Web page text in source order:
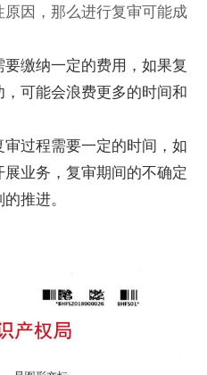
因，那么进行复审可能成
缴纳一定的费用，如果复
可能会浪费更多的时间和
审过程需要一定的时间，如
业务，复审期间的不确定
推进。